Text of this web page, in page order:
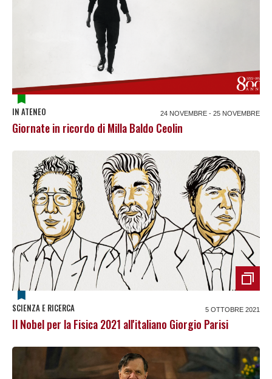
IN ATENEO 24 NOVEMBRE - 25 NOVEMBRE
Giornate in ricordo di Milla Baldo Ceolin
SCIENZA E RICERCA 5 OTTOBRE 2021
Il Nobel per la Fisica 2021 all'italiano Giorgio Parisi